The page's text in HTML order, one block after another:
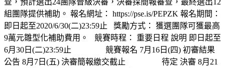
查，預計選出24團隊晉級決審，決審採簡報審查，最終選出12
組團隊提供補助。 報名網址： https://pse.is/PEPZK 報名期間：
即日起至2020/6/30(二)23:59止 獎勵方式： 獲選團隊可獲最高
9萬元雛型化補助費用。 競賽時程： 重要日程 說明 即日起至
6月30日(二)23:59止 競賽報名 7月16日(四) 初審結果
公告 8月7日(五) 決審簡報繳交截止 待定 決審 8月21